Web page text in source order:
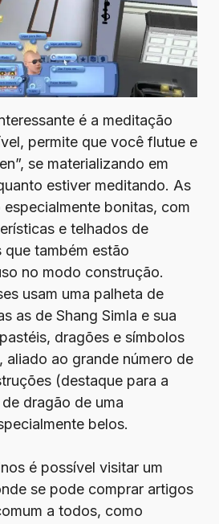
é a meditação
permite que você flutue e
se materializando em
estiver meditando. As
bonitas, com
e telhados de
também estão
no modo construção.
usam uma palheta de
as de Shang Simla e sua
dragões e símbolos
aliado ao grande número de
(destaque para a
dragão de uma
belos.
é possível visitar um
se pode comprar artigos
a todos, como